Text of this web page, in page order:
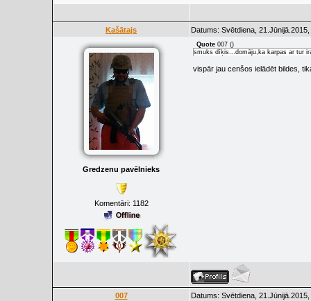
Kašātajs Datums: Svētdiena,
Gredzenu pavēlnieks
Komentāri: 1182
Quote 007 ()
smuks dīķis...domāju,ka karpas ar tur
vispār jau cenšos ielādēt bildes,
007 Datums: Svētdiena,